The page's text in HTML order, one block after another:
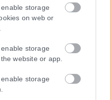
storage
on web or
storage
website or app.
storage